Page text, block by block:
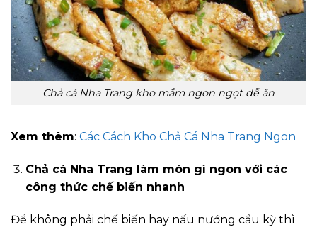
Chả cá Nha Trang kho mắm ngon ngọt dễ ăn
Xem thêm: Các Cách Kho Chả Cá Nha Trang Ngon
Chả cá Nha Trang làm món gì ngon với các
công thức chế biến nhanh
Để không phải chế biến hay nấu nướng cầu kỳ thì